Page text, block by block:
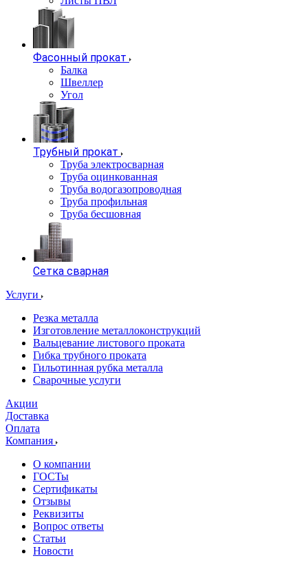
Фасонный прокат
Балка
Швеллер
Угол
Трубный прокат
Труба электросварная
Труба оцинкованная
Труба водогазопроводная
Труба профильная
Труба бесшовная
Сетка сварная
Услуги
Резка металла
Изготовление металлоконструкций
Вальцевание листового проката
Гибка трубного проката
Гильотинная рубка металла
Сварочные услуги
Акции
Доставка
Оплата
Компания
О компании
ГОСТы
Сертификаты
Отзывы
Реквизиты
Вопрос ответы
Статьи
Новости